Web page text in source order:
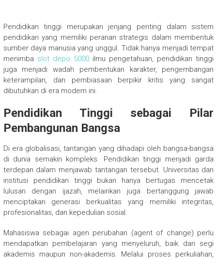
Pendidikan tinggi merupakan jenjang penting dalam sistem
pendidikan yang memiliki peranan strategis dalam membentuk
sumber daya manusia yang unggul. Tidak hanya menjadi tempat
menimba slot depo 5000ilmu pengetahuan, pendidikan tinggi
juga menjadi wadah pembentukan karakter, pengembangan
keterampilan, dan pembiasaan berpikir kritis yang sangat
dibutuhkan di era modern ini.
Pendidikan Tinggi sebagai Pilar
Pembangunan Bangsa
Di era globalisasi, tantangan yang dihadapi oleh bangsa-bangsa
di dunia semakin kompleks. Pendidikan tinggi menjadi garda
terdepan dalam menjawab tantangan tersebut. Universitas dan
institusi pendidikan tinggi bukan hanya bertugas mencetak
lulusan dengan ijazah, melainkan juga bertanggung jawab
menciptakan generasi berkualitas yang memiliki integritas,
profesionalitas, dan kepedulian sosial.
Mahasiswa sebagai agen perubahan (agent of change) perlu
mendapatkan pembelajaran yang menyeluruh, baik dari segi
akademis maupun non-akademis. Melalui proses perkuliahan,